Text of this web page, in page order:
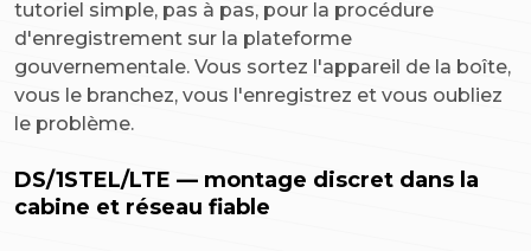
tutoriel simple, pas à pas, pour la procédure
d'enregistrement sur la plateforme
gouvernementale. Vous sortez l'appareil de la boîte,
vous le branchez, vous l'enregistrez et vous oubliez
le problème.
DS/1STEL/LTE — montage discret dans la
cabine et réseau fiable